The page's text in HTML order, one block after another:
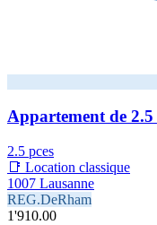
Appartement de 2.5
2.5 pces
📑 Location classique
1007 Lausanne
REG.DeRham
1'910.00